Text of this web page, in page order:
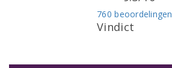
Vindict
760 beoordelingen